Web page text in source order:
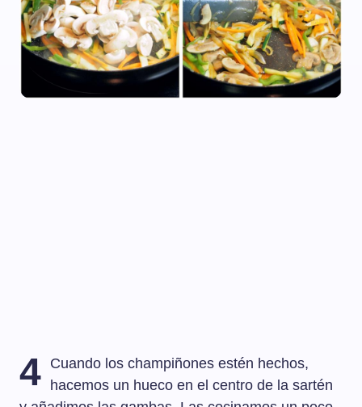
4 Cuando los champiñones estén hechos,
hacemos un hueco en el centro de la sartén